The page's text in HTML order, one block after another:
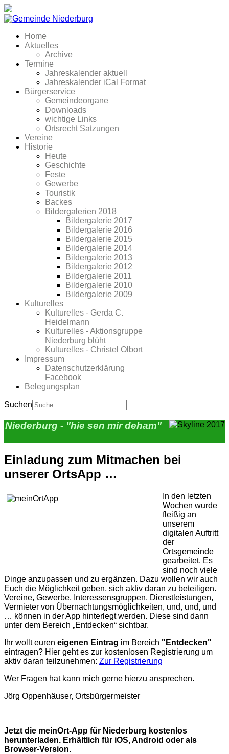
Home
Aktuelles
Archive
Termine
Jahreskalender aktuell
Jahreskalender iCal Format
Bürgerservice
Gemeindeorgane
Downloads
wichtige Links
Ortsrecht Satzungen
Vereine
Historie
Heute
Geschichte
Feste
Gewerbe
Touristik
Backes
Bildergalerien 2018
Bildergalerie 2017
Bildergalerie 2016
Bildergalerie 2015
Bildergalerie 2014
Bildergalerie 2013
Bildergalerie 2012
Bildergalerie 2011
Bildergalerie 2010
Bildergalerie 2009
Kulturelles
Kulturelles - Gerda C.
Heidelmann
Kulturelles - Aktionsgruppe
Niederburg blüht
Kulturelles - Christel Olbort
Impressum
Datenschutzerklärung
Facebook
Belegungsplan
Suchen
Niederburg - "hie sen mir deham"
Einladung zum Mitmachen bei
unserer OrtsApp …
In den letzten
Wochen wurde
fleißig an
unserem
digitalen Auftritt
der
Ortsgemeinde
gearbeitet. Es
sind noch viele
Dinge anzupassen und zu ergänzen. Dazu wollen wir auch
Euch die Möglichkeit geben, sich aktiv daran zu beteiligen.
Vereine, Gewerbe, Interessensgruppen, Dienstleistungen,
Vermieter von Übernachtungsmöglichkeiten, und, und, und
… können in der App hinterlegt werden. Diese sind dann
unter dem Bereich „Entdecken“ sichtbar.
Ihr wollt euren eigenen Eintrag im Bereich "Entdecken"
eintragen? Hier geht es zur kostenlosen Registrierung um
aktiv daran teilzunehmen: Zur Registrierung
Wer Fragen hat kann mich gerne hierzu ansprechen.
Jörg Oppenhäuser, Ortsbürgermeister
Jetzt die meinOrt-App für Niederburg kostenlos
herunterladen. Erhältlich für iOS, Android oder als
Browser-Version.